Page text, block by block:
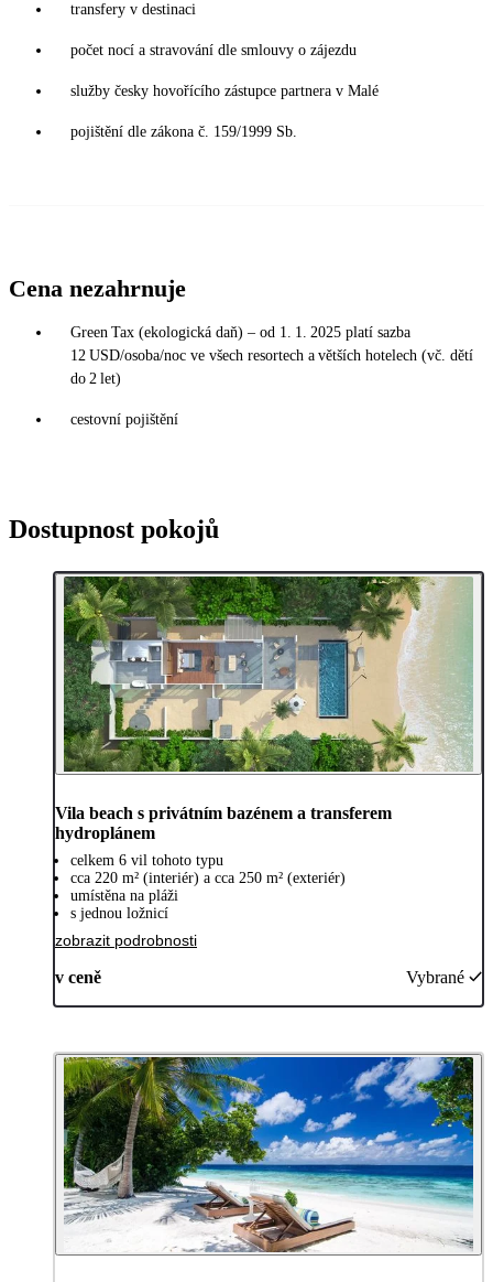
transfery v destinaci
počet nocí a stravování dle smlouvy o zájezdu
služby česky hovořícího zástupce partnera v Malé
pojištění dle zákona č. 159/1999 Sb.
Cena nezahrnuje
Green Tax (ekologická daň) – od 1. 1. 2025 platí sazba
12 USD/osoba/noc ve všech resortech a větších hotelech (vč. dětí
do 2 let)
cestovní pojištění
Dostupnost pokojů
Vila beach s privátním bazénem a transferem
hydroplánem
celkem 6 vil tohoto typu
cca 220 m² (interiér) a cca 250 m² (exteriér)
umístěna na pláži
s jednou ložnicí
zobrazit podrobnosti
v ceně Vybrané